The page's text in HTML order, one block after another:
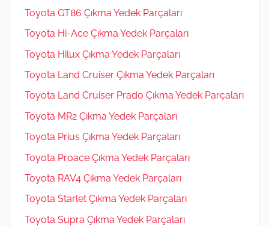
Toyota GT86 Çıkma Yedek Parçaları
Toyota Hi-Ace Çıkma Yedek Parçaları
Toyota Hilux Çıkma Yedek Parçaları
Toyota Land Cruiser Çıkma Yedek Parçaları
Toyota Land Cruiser Prado Çıkma Yedek Parçaları
Toyota MR2 Çıkma Yedek Parçaları
Toyota Prius Çıkma Yedek Parçaları
Toyota Proace Çıkma Yedek Parçaları
Toyota RAV4 Çıkma Yedek Parçaları
Toyota Starlet Çıkma Yedek Parçaları
Toyota Supra Çıkma Yedek Parçaları